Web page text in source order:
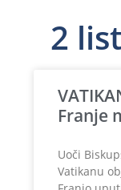
2
Franje
Uoči
Vatikanu